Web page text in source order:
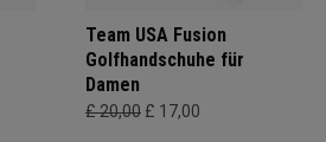
Team USA Fusion
Golfhandschuhe für
Damen
£ 20,00 £ 17,00